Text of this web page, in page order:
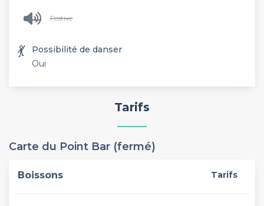
Festive
💃
Possibilité de danser
Oui
Tarifs
Carte du Point Bar (fermé)
Boissons Tarifs